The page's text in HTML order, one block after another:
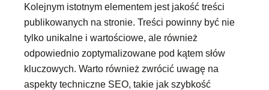
Kolejnym istotnym elementem jest jakość treści
publikowanych na stronie. Treści powinny być nie
tylko unikalne i wartościowe, ale również
odpowiednio zoptymalizowane pod kątem słów
kluczowych. Warto również zwrócić uwagę na
aspekty techniczne SEO, takie jak szybkość